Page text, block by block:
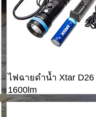
ไฟฉายดำน้ำ Xtar D26
1600lm